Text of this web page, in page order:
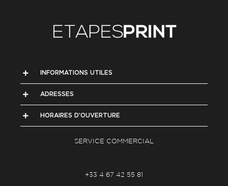
INFORMATIONS UTILES
ADRESSES
HORAIRES D’OUVERTURE
SERVICE COMMERCIAL
+33 4 67 42 55 81